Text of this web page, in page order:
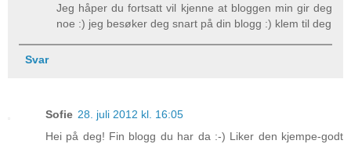
Jeg håper du fortsatt vil kjenne at bloggen min gir deg
noe :) jeg besøker deg snart på din blogg :) klem til deg
Svar
Sofie 28. juli 2012 kl. 16:05
Hei på deg! Fin blogg du har da :-) Liker den kjempe-godt